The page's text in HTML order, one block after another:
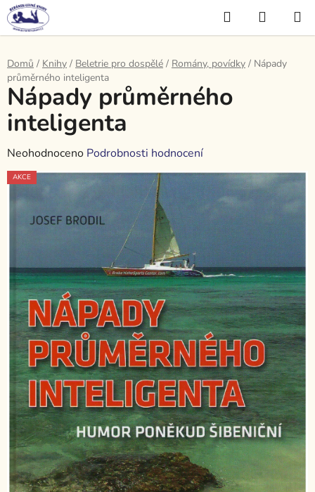
Přejít
na
obsah
Hledat
KOŠÍK
Domů / Knihy / Beletrie pro dospělé / Romány, povídky / Nápady
průměrného inteligenta
Nápady průměrného
inteligenta
Průměrné
hodnocení
produktu
5
hvězdiček.
Neohodnoceno Podrobnosti hodnocení
AKCE